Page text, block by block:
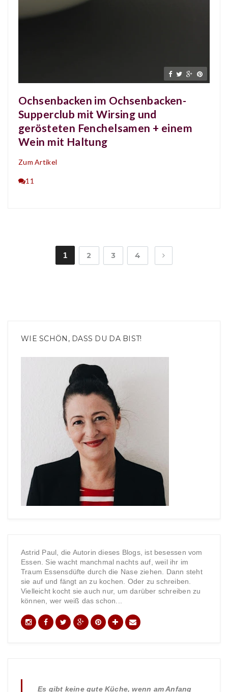
Ochsenbacken im Ochsenbacken-
Supperclub mit Wirsing und
gerösteten Fenchelsamen + einem
Wein mit Haltung
Zum Artikel
11
1 2 3 4
WIE SCHÖN, DASS DU DA BIST!
Astrid Paul, die Autorin dieses Blogs, ist besessen vom
Essen. Sie wacht manchmal nachts auf, weil ihr im
Traum Essensdüfte durch die Nase ziehen. Dann steht
sie auf und fängt an zu kochen. Oder zu schreiben.
Vielleicht kocht sie auch nur, um darüber schreiben zu
können, wer weiß das schon...
Es gibt keine gute Küche, wenn am Anfang